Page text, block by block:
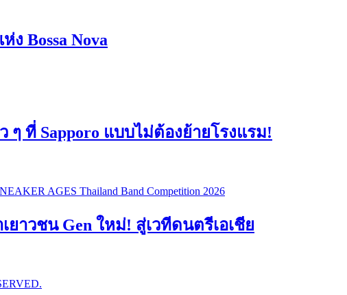
Bossa Nova
ๆ ที่ Sapporo แบบไม่ต้องย้ายโรงแรม!
าวชน Gen ใหม่! สู่เวทีดนตรีเอเชีย